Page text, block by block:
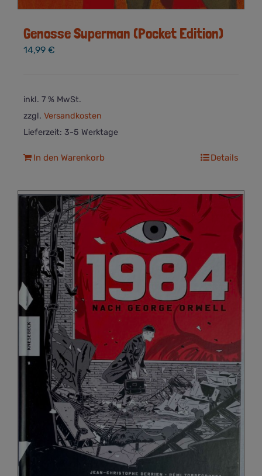
Genosse Superman (Pocket Edition)
14,99 €
inkl. 7 % MwSt.
zzgl. Versandkosten
Lieferzeit: 3-5 Werktage
In den Warenkorb Details